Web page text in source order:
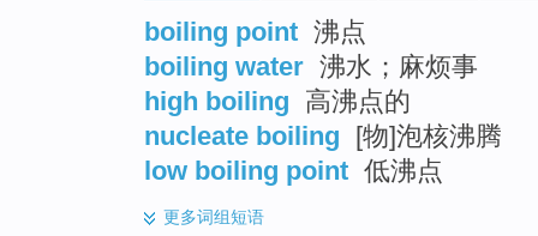
boiling point 沸点
boiling water 沸水；麻烦事
high boiling 高沸点的
nucleate boiling
[物]泡核沸腾
low boiling point 低沸点
更多词组短语